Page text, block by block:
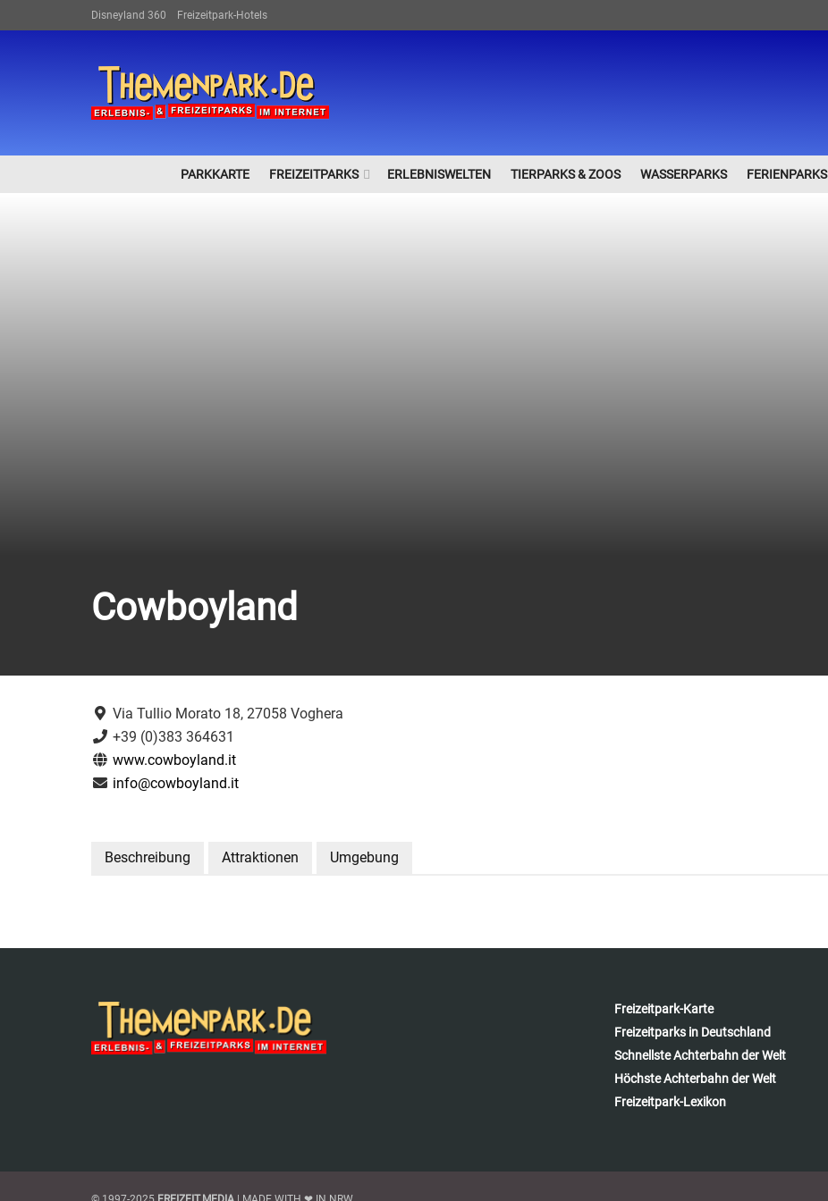
Disneyland 360 Freizeitpark-Hotels
PARKKARTE FREIZEITPARKS ERLEBNISWELTEN TIERPARKS & ZOOS WASSERPARKS FERIENPARKS
Cowboyland
Via Tullio Morato 18, 27058 Voghera
+39 (0)383 364631
www.cowboyland.it
info@cowboyland.it
Beschreibung Attraktionen Umgebung
Freizeitpark-Karte
Freizeitparks in Deutschland
Schnellste Achterbahn der Welt
Höchste Achterbahn der Welt
Freizeitpark-Lexikon